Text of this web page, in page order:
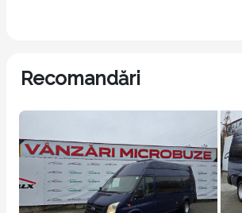
Recomandări